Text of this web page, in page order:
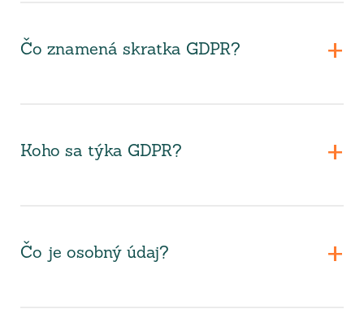
Čo znamená skratka GDPR?
Koho sa týka GDPR?
Čo je osobný údaj?